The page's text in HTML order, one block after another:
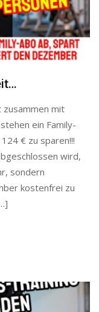
zusammen mit
ein Family-
€ zu sparen!!!
wird,
sondern
kostenfrei zu